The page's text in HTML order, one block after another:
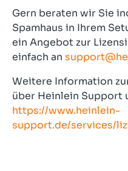
Gern beraten wir Sie
Spamhaus in Ihrem
ein Angebot zur
einfach an
Weitere Information
über Heinlein Support
https://www.heinlein-
support.de/services/